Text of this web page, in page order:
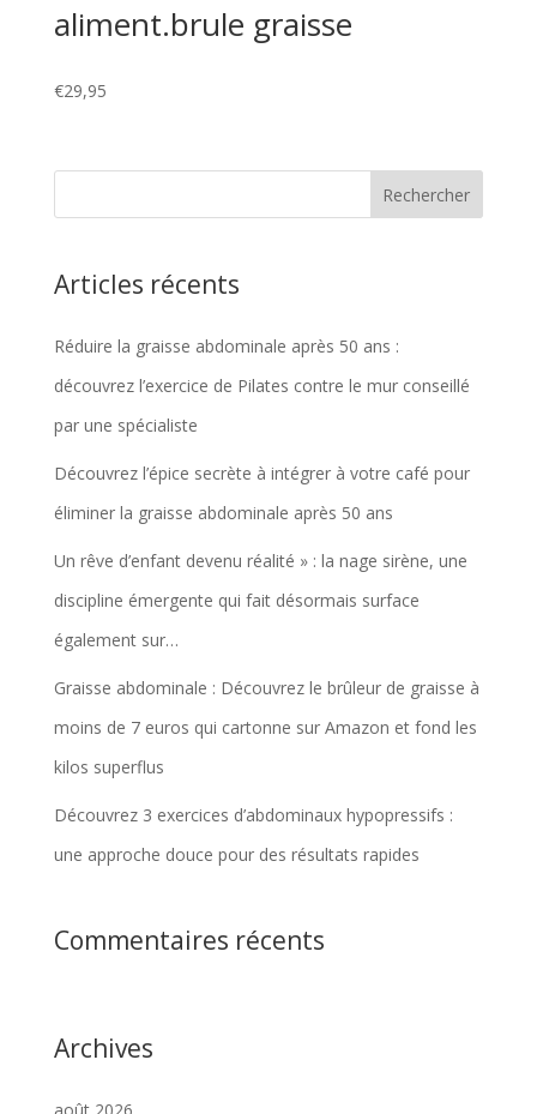
aliment.brule graisse
€29,95
Articles récents
Réduire la graisse abdominale après 50 ans :
découvrez l’exercice de Pilates contre le mur conseillé
par une spécialiste
Découvrez l’épice secrète à intégrer à votre café pour
éliminer la graisse abdominale après 50 ans
Un rêve d’enfant devenu réalité » : la nage sirène, une
discipline émergente qui fait désormais surface
également sur…
Graisse abdominale : Découvrez le brûleur de graisse à
moins de 7 euros qui cartonne sur Amazon et fond les
kilos superflus
Découvrez 3 exercices d’abdominaux hypopressifs :
une approche douce pour des résultats rapides
Commentaires récents
Archives